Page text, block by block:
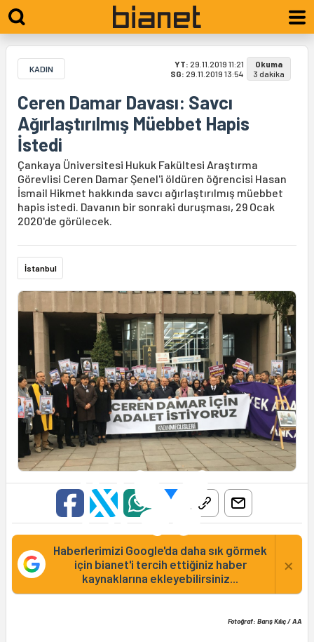
KADIN YT: 29.11.2019 11:21
SG: 29.11.2019 13:54
Okuma
3 dakika
Ceren Damar Davası: Savcı
Ağırlaştırılmış Müebbet Hapis
İstedi
Çankaya Üniversitesi Hukuk Fakültesi Araştırma
Görevlisi Ceren Damar Şenel'i öldüren öğrencisi Hasan
İsmail Hikmet hakkında savcı ağırlaştırılmış müebbet
hapis istedi. Davanın bir sonraki duruşması, 29 Ocak
2020'de görülecek.
İstanbul
Haberlerimizi Google'da daha sık görmek
için bianet'i tercih ettiğiniz haber
kaynaklarına ekleyebilirsiniz...
×
Fotoğraf: Barış Kılıç / AA